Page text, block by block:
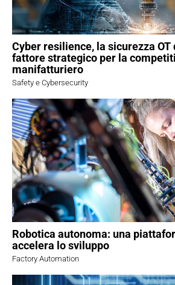
Cyber resilience, la sicurezza OT
fattore strategico per la
manifatturiero
Safety e Cybersecurity
Robotica autonoma: una
accelera lo sviluppo
Factory Automation